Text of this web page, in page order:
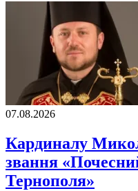
07.08.2026
Кардиналу
звання
Тернополя»